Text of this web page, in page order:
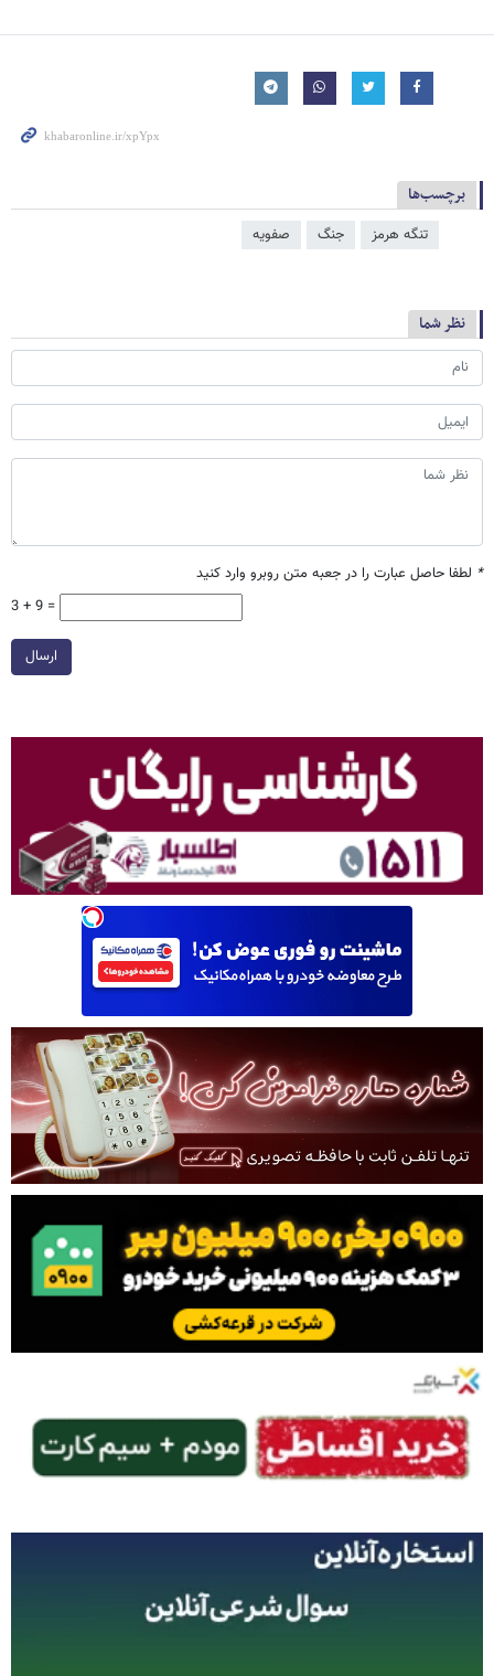
برچسب‌ها
تنگه هرمز جنگ صفویه
نظر شما
* لطفا حاصل عبارت را در جعبه متن روبرو وارد کنید
3 + 9 =
ارسال